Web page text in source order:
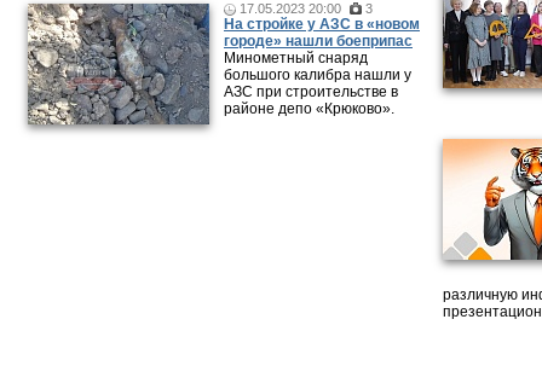
17.05.2023 20:00 3
На стройке у АЗС в «новом
городе» нашли боеприпас
Минометный снаряд
большого калибра нашли у
АЗС при строительстве в
районе депо «Крюково».
различную